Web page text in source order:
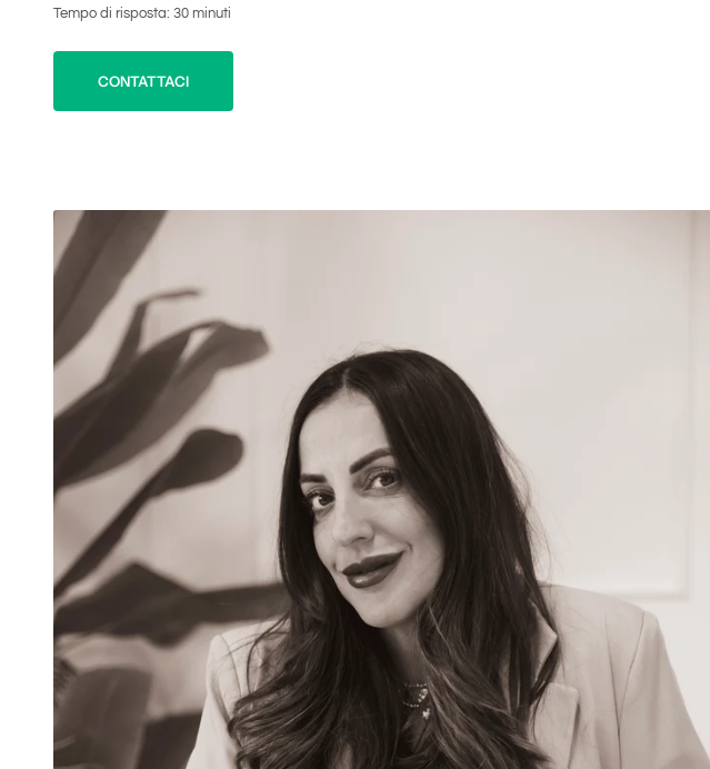
Tempo di risposta: 30 minuti
CONTATTACI